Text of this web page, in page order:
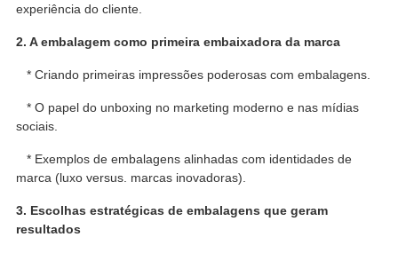
experiência do cliente.
2. A embalagem como primeira embaixadora da marca
* Criando primeiras impressões poderosas com embalagens.
* O papel do unboxing no marketing moderno e nas mídias
sociais.
* Exemplos de embalagens alinhadas com identidades de
marca (luxo versus. marcas inovadoras).
3. Escolhas estratégicas de embalagens que geram
resultados